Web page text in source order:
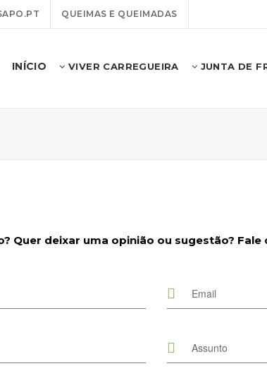
QUEIMAS E QUEIMADAS
INÍCIO VIVER CARREGUEIRA JUNTA DE
Quer deixar uma opinião ou sugestão?